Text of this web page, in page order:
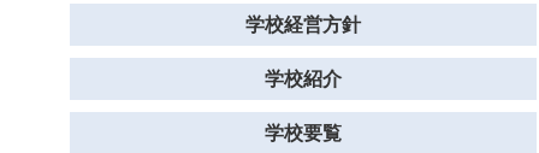
学校経営方針
学校紹介
学校要覧